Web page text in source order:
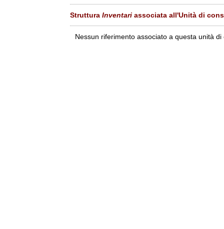
Struttura Inventari associata all'Unità di
Nessun riferimento associato a questa unità